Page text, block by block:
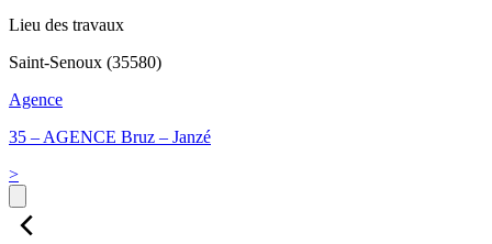
Lieu des travaux
Saint-Senoux (35580)
Agence
35 – AGENCE Bruz – Janzé
>